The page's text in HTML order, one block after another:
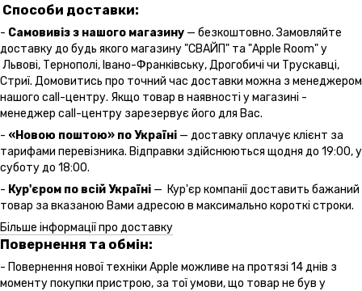
Способи доставки:
- Самовивіз з нашого магазину — безкоштовно. Замовляйте
доставку до будь якого магазину "СВАЙП" та "Apple Room" у
Львові, Тернополі, Івано-Франківську, Дрогобичі чи Трускавці,
Стриї. Домовитись про точний час доставки можна з менеджером
нашого call-центру. Якщо товар в наявності у магазині -
менеджер call-центру зарезервує його для Вас.
- «Новою поштою» по Україні — доставку оплачує клієнт за
тарифами перевізника. Відправки здійснюються щодня до 19:00, у
суботу до 18:00.
- Кур'єром по всій Україні — Кур'єр компанії доставить бажаний
товар за вказаною Вами адресою в максимально короткі строки.
Більше інформації про доставку
Повернення та обмін:
- Повернення нової техніки Apple можливе на протязі 14 днів з
моменту покупки пристрою, за тої умови, що товар не був у